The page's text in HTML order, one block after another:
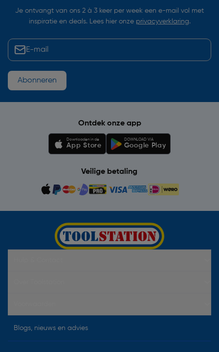
Je ontvangt van ons 2 à 3 keer per week een e-mail vol met
inspiratie en deals. Lees hier onze privacyverklaring.
Abonneren
Ontdek onze app
Downloaden in de
App Store
DOWNLOAD VIA
Google Play
Veilige betaling
Blogs, nieuws en advies